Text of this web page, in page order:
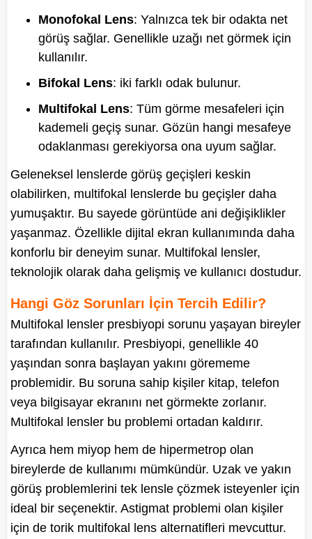
Monofokal Lens: Yalnızca tek bir odakta net
görüş sağlar. Genellikle uzağı net görmek için
kullanılır.
Bifokal Lens: iki farklı odak bulunur.
Multifokal Lens: Tüm görme mesafeleri için
kademeli geçiş sunar. Gözün hangi mesafeye
odaklanması gerekiyorsa ona uyum sağlar.
Geleneksel lenslerde görüş geçişleri keskin
olabilirken, multifokal lenslerde bu geçişler daha
yumuşaktır. Bu sayede görüntüde ani değişiklikler
yaşanmaz. Özellikle dijital ekran kullanımında daha
konforlu bir deneyim sunar. Multifokal lensler,
teknolojik olarak daha gelişmiş ve kullanıcı dostudur.
Hangi Göz Sorunları İçin Tercih Edilir?
Multifokal lensler presbiyopi sorunu yaşayan bireyler
tarafından kullanılır. Presbiyopi, genellikle 40
yaşından sonra başlayan yakını görememe
problemidir. Bu soruna sahip kişiler kitap, telefon
veya bilgisayar ekranını net görmekte zorlanır.
Multifokal lensler bu problemi ortadan kaldırır.
Ayrıca hem miyop hem de hipermetrop olan
bireylerde de kullanımı mümkündür. Uzak ve yakın
görüş problemlerini tek lensle çözmek isteyenler için
ideal bir seçenektir. Astigmat problemi olan kişiler
için de torik multifokal lens alternatifleri mevcuttur.